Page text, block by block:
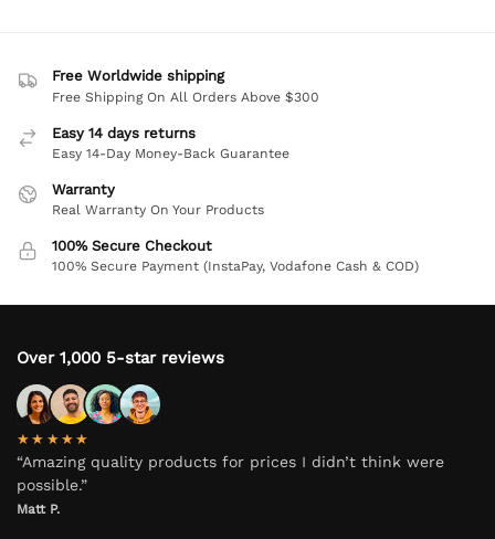
Free Worldwide shipping
Free Shipping On All Orders Above $300
Easy 14 days returns
Easy 14-Day Money-Back Guarantee
Warranty
Real Warranty On Your Products
100% Secure Checkout
100% Secure Payment (InstaPay, Vodafone Cash & COD)
Over 1,000 5-star reviews
★★★★★
“Amazing quality products for prices I didn’t think were
possible.”
Matt P.